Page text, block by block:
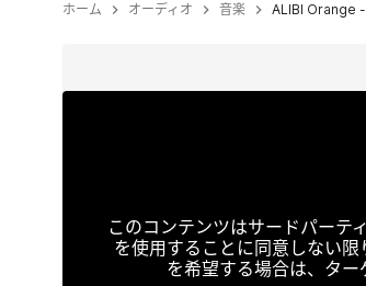
ホーム オーディオ 音楽 ALIBI Orange
このコンテンツはサードパーテ
を使用することに同意しない
を希望する場合は、ター